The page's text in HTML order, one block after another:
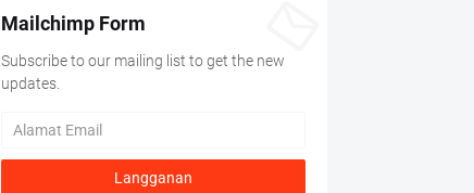
Mailchimp Form
Subscribe to our mailing list to get the new
updates.